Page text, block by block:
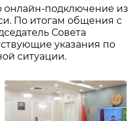
онлайн-подключение из
По итогам общения с
Совета
указания по
ситуации.